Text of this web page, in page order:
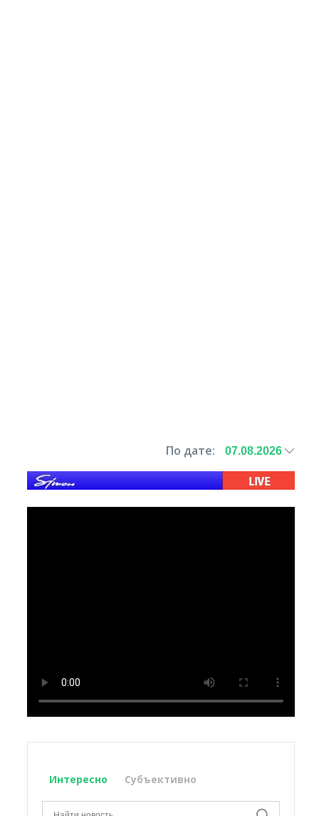
По дате:
Интересно Субъективно